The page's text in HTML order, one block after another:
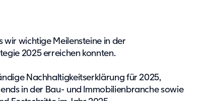
wir wichtige Meilensteine in der
2025 erreichen konnten.
Nachhaltigkeitserklärung für 2025,
in der Bau- und Immobilienbranche sowie